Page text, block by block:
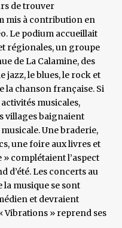
de trouver
mis à contribution en
Le podium accueillait
régionales, un groupe
de La Calamine, des
jazz, le blues, le rock et
la chanson française. Si
musicales,
villages baignaient
Une braderie,
une foire aux livres et
complétaient l’aspect
d’été. Les concerts au
musique se sont
et devraient
Vibrations » reprend ses